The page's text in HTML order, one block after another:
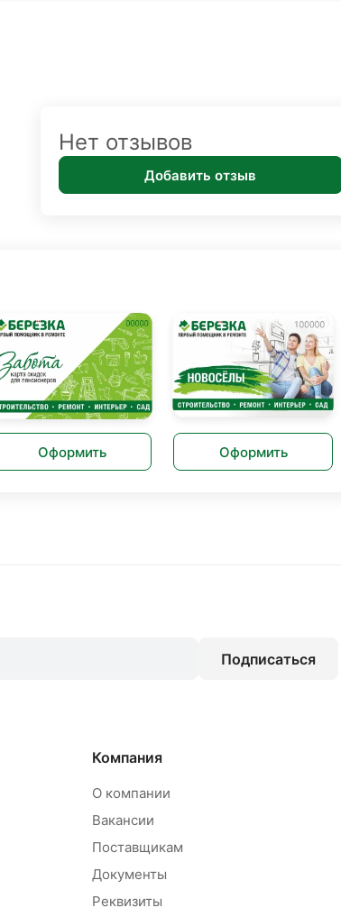
Нет отзывов
Добавить отзыв
Оформить Оформить
Подписаться
Компания
О компании
Вакансии
Поставщикам
Документы
Реквизиты